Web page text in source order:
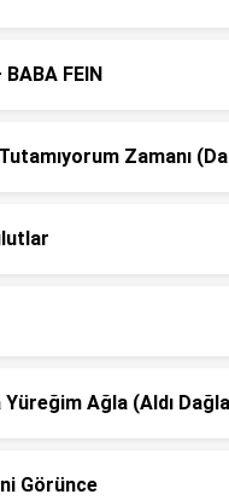
FEIN
Zamanı
Ağla (Aldı
Görünce